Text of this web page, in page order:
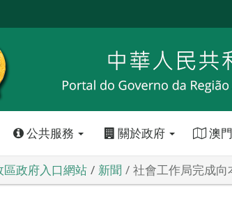
公共服務 關於政府 澳
政府入口網站 新聞 社會工作局完成